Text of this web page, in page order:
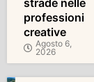
strade nelle
professioni
creative
Agosto 6,
2026